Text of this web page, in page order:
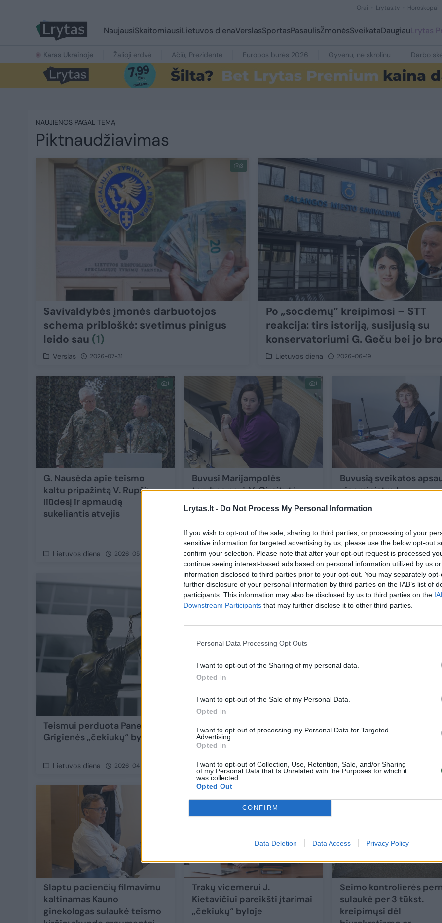
Lrytas.lt - Do Not Process My Personal Information
If you wish to opt-out of the sale, sharing to third parties, or processing of your
sensitive information for targeted advertising by us, please use the below opt-out
confirm your selection. Please note that after your opt-out request is processed
continue seeing interest-based ads based on personal information utilized by us
information disclosed to third parties prior to your opt-out. You may separately
further disclosure of your personal information by third parties on the IAB’s list of
participants. This information may also be disclosed by us to third parties on the
Downstream Participants that may further disclose it to other third parties.
Personal Data Processing Opt Outs
I want to opt-out of the Sharing of my personal data.
Opted In
I want to opt-out of the Sale of my Personal Data.
Opted In
I want to opt-out of processing my Personal Data for Targeted
Advertising.
Opted In
I want to opt-out of Collection, Use, Retention, Sale, and/or Sharing
of my Personal Data that Is Unrelated with the Purposes for which it
was collected.
Opted Out
CONFIRM
Data Deletion Data Access Privacy Policy
Orai Lrytas.tv Horoskopai
NaujausiSkaitomiausiLietuvos dienaVerslasSportasPasaulisŽmonėsSveikataDaugiauLrytas
Karas Ukrainoje Žalioji erdvė Ačiū, Prezidente Europos burės 2026 Gyvenu, ne skrolinu Darbo
NAUJIENOS PAGAL TEMĄ
Piktnaudžiavimas
3
Savivaldybės įmonės darbuotojos
schema pribloškė: svetimus pinigus
leido sau (1)
Verslas 2026-07-31
Po „socdemų“ kreipimosi – STT
reakcija: tirs istoriją, susijusią su
konservatoriumi G. Geču bei jo
Lietuvos diena 2026-06-19
1
G. Nausėda apie teismo
kaltu pripažintą V. Rupšį:
liūdesį ir apmaudą
sukeliantis atvejis
Lietuvos diena 2026-05-22
1
Buvusi Marijampolės
tarybos narė V. Giraitytė-
„čekiukų“ byloje
Lietuvos diena 2026-05-20
Buvusią sveikatos
viceministrę L.
piktnaudžiavimą
bauda
Lietuvos diena 2026-05-
Teismui perduota Panevėžio tarybos nares I.
Grigienės „čekiukų“ byla
Lietuvos diena 2026-04-28
Iš pradžių įtarimų nekilo, tačiau vėliau
užverti duris: toks elgesys darbuotojams
Verslas 2026-04-23
Slaptu pacienčių filmavimu
kaltinamas Kauno
ginekologas sulaukė teismo
Papildyta
Trakų vicemerui J.
Kietavičiui pareikšti įtarimai
„čekiukų“ byloje
Seimo kontrolierės
sulaukė per 3 tūkst.
kreipimųsi dėl